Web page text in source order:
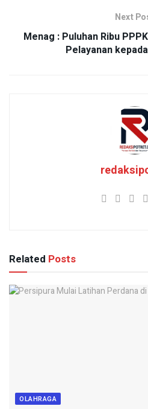
Next
Menag : Puluhan Ribu
Pelayanan
Related Posts
OLAHRAGA